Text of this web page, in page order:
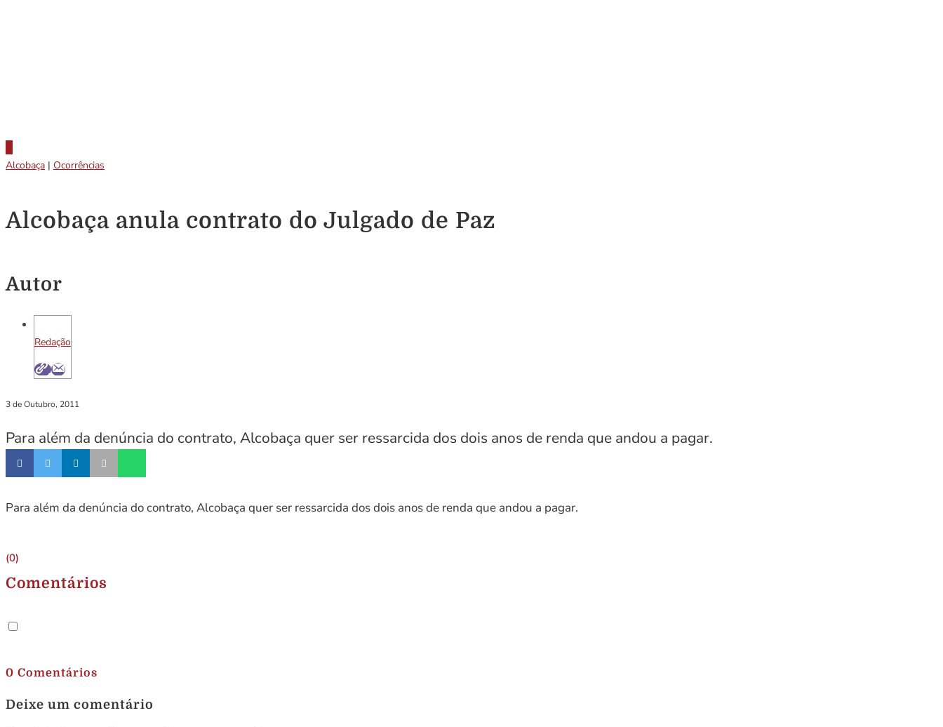
Alcobaça | Ocorrências
Alcobaça anula contrato do Julgado de Paz
Autor
Redação
3 de Outubro, 2011
Para além da denúncia do contrato, Alcobaça quer ser ressarcida dos dois anos de renda que andou a pagar.
Para além da denúncia do contrato, Alcobaça quer ser ressarcida dos dois anos de renda que andou a pagar.
(0)
Comentários
0 Comentários
Deixe um comentário